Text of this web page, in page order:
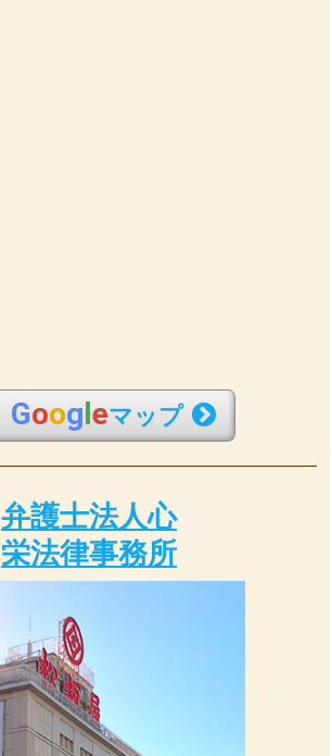
Goog leマップ
弁護士法人心
栄法律事務所